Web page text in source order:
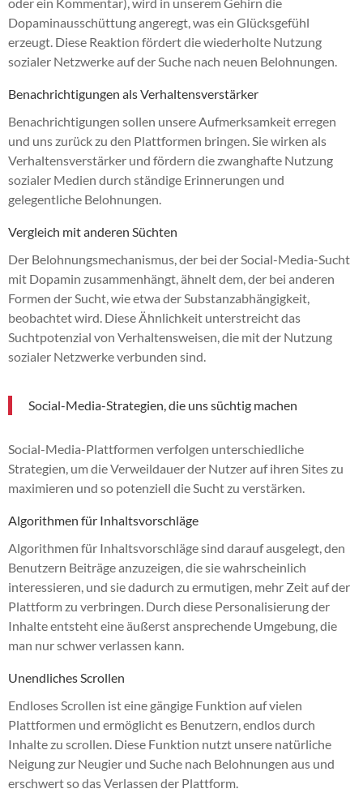
Dopaminausschüttung angeregt, was ein Glücksgefühl
erzeugt. Diese Reaktion fördert die wiederholte Nutzung
sozialer Netzwerke auf der Suche nach neuen Belohnungen.
Benachrichtigungen als Verhaltensverstärker
Benachrichtigungen sollen unsere Aufmerksamkeit erregen
und uns zurück zu den Plattformen bringen. Sie wirken als
Verhaltensverstärker und fördern die zwanghafte Nutzung
sozialer Medien durch ständige Erinnerungen und
gelegentliche Belohnungen.
Vergleich mit anderen Süchten
Der Belohnungsmechanismus, der bei der Social-Media-Sucht
mit Dopamin zusammenhängt, ähnelt dem, der bei anderen
Formen der Sucht, wie etwa der Substanzabhängigkeit,
beobachtet wird. Diese Ähnlichkeit unterstreicht das
Suchtpotenzial von Verhaltensweisen, die mit der Nutzung
sozialer Netzwerke verbunden sind.
Social-Media-Strategien, die uns süchtig machen
Social-Media-Plattformen verfolgen unterschiedliche
Strategien, um die Verweildauer der Nutzer auf ihren Sites zu
maximieren und so potenziell die Sucht zu verstärken.
Algorithmen für Inhaltsvorschläge
Algorithmen für Inhaltsvorschläge sind darauf ausgelegt, den
Benutzern Beiträge anzuzeigen, die sie wahrscheinlich
interessieren, und sie dadurch zu ermutigen, mehr Zeit auf der
Plattform zu verbringen. Durch diese Personalisierung der
Inhalte entsteht eine äußerst ansprechende Umgebung, die
man nur schwer verlassen kann.
Unendliches Scrollen
Endloses Scrollen ist eine gängige Funktion auf vielen
Plattformen und ermöglicht es Benutzern, endlos durch
Inhalte zu scrollen. Diese Funktion nutzt unsere natürliche
Neigung zur Neugier und Suche nach Belohnungen aus und
erschwert so das Verlassen der Plattform.